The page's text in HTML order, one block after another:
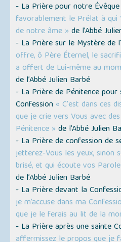
- La Prière pour notre Évêque
favorablement le Prélat à qui
de notre âme » de l’Abbé
- La Prière sur le Mystère de
offre, ô Père Éternel, le
a offert de Lui-même au
de l’Abbé Julien Barbé
- La Prière de Pénitence pour
Confession « C'est dans ces
que je crie vers Vous avec
Pénitence » de l’Abbé Julien
- La Prière de confession de
jetterez-Vous les yeux,
brisé, et qui écoute vos
de l’Abbé Julien Barbé
- La Prière devant la
je m’accuse dans ma
que je le ferais au lit de la
- La Prière après une sainte